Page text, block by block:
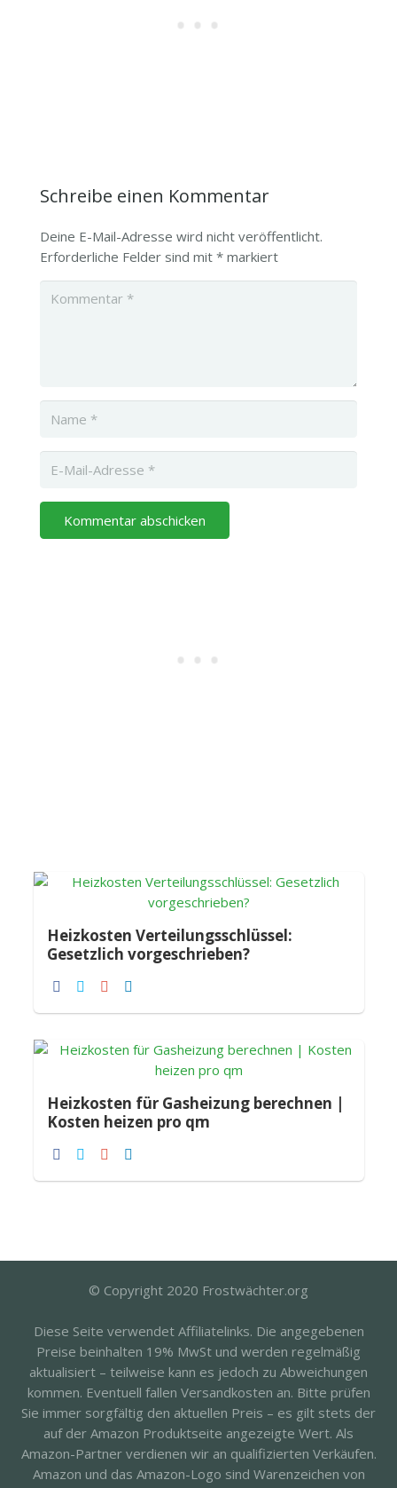
Schreibe einen Kommentar
Deine E-Mail-Adresse wird nicht veröffentlicht.
Erforderliche Felder sind mit * markiert
Kommentar abschicken
Heizkosten Verteilungsschlüssel:
Gesetzlich vorgeschrieben?
Heizkosten für Gasheizung berechnen |
Kosten heizen pro qm
© Copyright 2020 Frostwächter.org
Diese Seite verwendet Affiliatelinks. Die angegebenen
Preise beinhalten 19% MwSt und werden regelmäßig
aktualisiert – teilweise kann es jedoch zu Abweichungen
kommen. Eventuell fallen Versandkosten an. Bitte prüfen
Sie immer sorgfältig den aktuellen Preis – es gilt stets der
auf der Amazon Produktseite angezeigte Wert. Als
Amazon-Partner verdienen wir an qualifizierten Verkäufen.
Amazon und das Amazon-Logo sind Warenzeichen von